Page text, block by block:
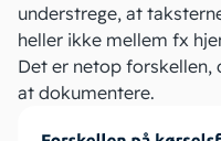
understrege, at
heller ikke mellem fx
Det er netop
at dokumentere.